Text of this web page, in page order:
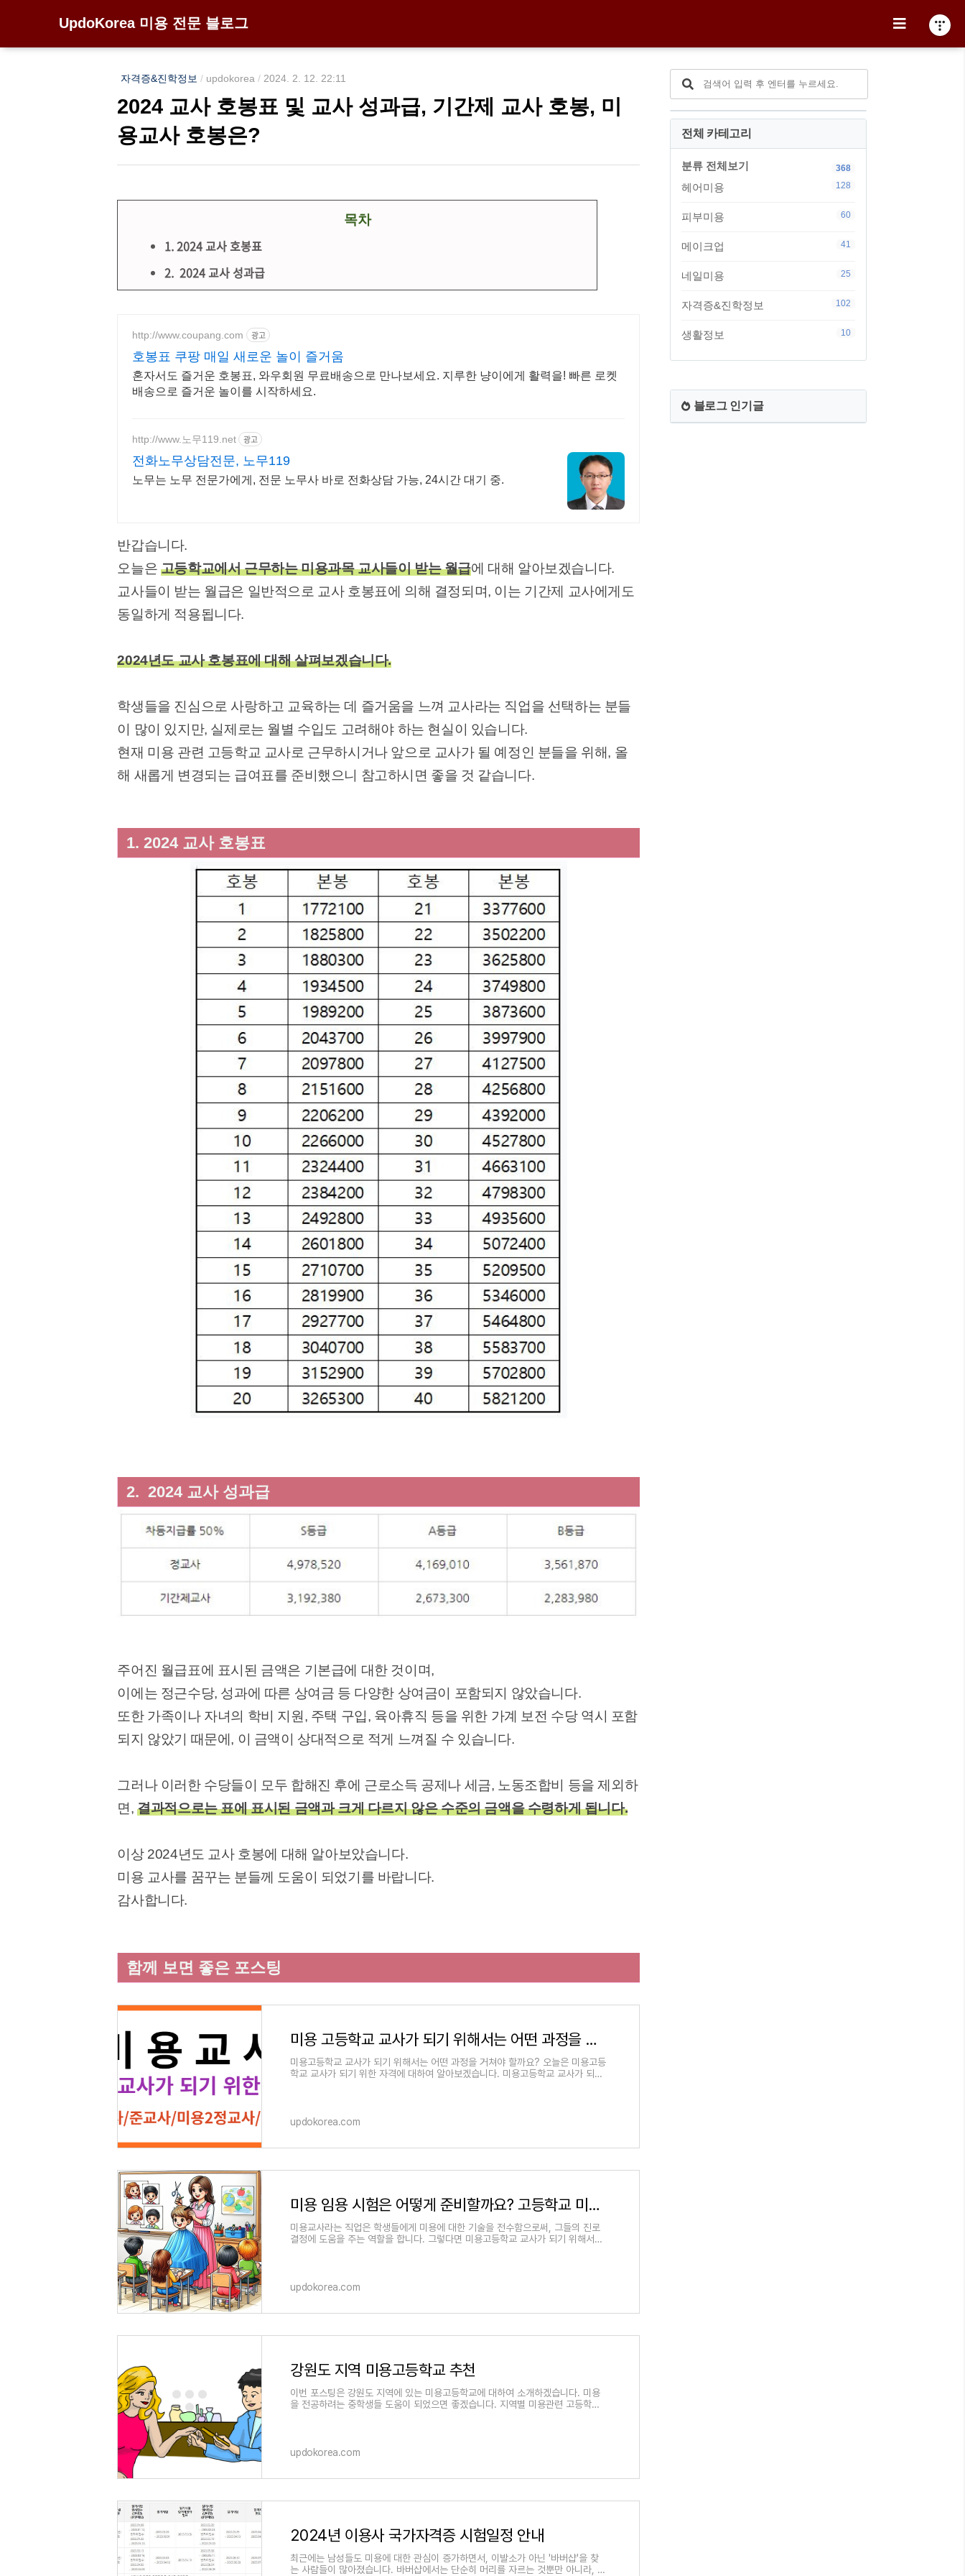
UpdoKorea 미용 전문 블로그
자격증&진학정보 / updokorea / 2024. 2. 12. 22:11
2024 교사 호봉표 및 교사 성과급, 기간제 교사 호봉, 미
용교사 호봉은?
목차
1. 2024 교사 호봉표
2. 2024 교사 성과급
http://www.coupang.com 광고
호봉표 쿠팡 매일 새로운 놀이 즐거움
혼자서도 즐거운 호봉표, 와우회원 무료배송으로 만나보세요. 지루한 냥이에게 활력을! 빠른 로켓
배송으로 즐거운 놀이를 시작하세요.
http://www.노무119.net 광고
전화노무상담전문, 노무119
노무는 노무 전문가에게, 전문 노무사 바로 전화상담 가능, 24시간 대기 중.
반갑습니다.
오늘은 고등학교에서 근무하는 미용과목 교사들이 받는 월급에 대해 알아보겠습니다.
교사들이 받는 월급은 일반적으로 교사 호봉표에 의해 결정되며, 이는 기간제 교사에게도
동일하게 적용됩니다.
2024년도 교사 호봉표에 대해 살펴보겠습니다.
학생들을 진심으로 사랑하고 교육하는 데 즐거움을 느껴 교사라는 직업을 선택하는 분들
이 많이 있지만, 실제로는 월별 수입도 고려해야 하는 현실이 있습니다.
현재 미용 관련 고등학교 교사로 근무하시거나 앞으로 교사가 될 예정인 분들을 위해, 올
해 새롭게 변경되는 급여표를 준비했으니 참고하시면 좋을 것 같습니다.
1. 2024 교사 호봉표
2. 2024 교사 성과급
주어진 월급표에 표시된 금액은 기본급에 대한 것이며,
이에는 정근수당, 성과에 따른 상여금 등 다양한 상여금이 포함되지 않았습니다.
또한 가족이나 자녀의 학비 지원, 주택 구입, 육아휴직 등을 위한 가계 보전 수당 역시 포함
되지 않았기 때문에, 이 금액이 상대적으로 적게 느껴질 수 있습니다.
그러나 이러한 수당들이 모두 합해진 후에 근로소득 공제나 세금, 노동조합비 등을 제외하
면,결과적으로는 표에 표시된 금액과 크게 다르지 않은 수준의 금액을 수령하게 됩니다.
이상 2024년도 교사 호봉에 대해 알아보았습니다.
미용 교사를 꿈꾸는 분들께 도움이 되었기를 바랍니다.
감사합니다.
함께 보면 좋은 포스팅
미용 고등학교 교사가 되기 위해서는 어떤 과정을 거쳐야 할까요?
미용고등학교 교사가 되기 위해서는 어떤 과정을 거쳐야 할까요? 오늘은 미용고등
학교 교사가 되기 위한 자격에 대하여 알아보겠습니다. 미용고등학교 교사가 되기
updokorea.com
미용 임용 시험은 어떻게 준비할까요? 고등학교 미용교사 되기
미용교사라는 직업은 학생들에게 미용에 대한 기술을 전수함으로써, 그들의 진로
결정에 도움을 주는 역할을 합니다. 그렇다면 미용고등학교 교사가 되기 위해서는
updokorea.com
강원도 지역 미용고등학교 추천
이번 포스팅은 강원도 지역에 있는 미용고등학교에 대하여 소개하겠습니다. 미용
을 전공하려는 중학생들 도움이 되었으면 좋겠습니다. 지역별 미용관련 고등학교
updokorea.com
2024년 이용사 국가자격증 시험일정 안내
최근에는 남성들도 미용에 대한 관심이 증가하면서, 이발소가 아닌 '바버샵'을 찾
는 사람들이 많아졌습니다. 바버샵에서는 단순히 머리를 자르는 것뿐만 아니라, 면
전체 카테고리
분류 전체보기 368
헤어미용 128
피부미용 60
메이크업 41
네일미용 25
자격증&진학정보 102
생활정보 10
블로그 인기글